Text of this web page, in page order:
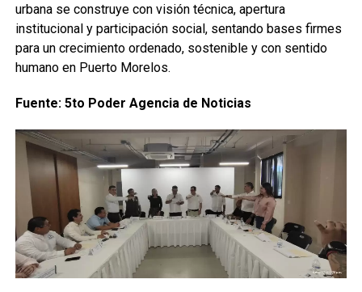
urbana se construye con visión técnica, apertura
institucional y participación social, sentando bases firmes
para un crecimiento ordenado, sostenible y con sentido
humano en Puerto Morelos.
Fuente: 5to Poder Agencia de Noticias